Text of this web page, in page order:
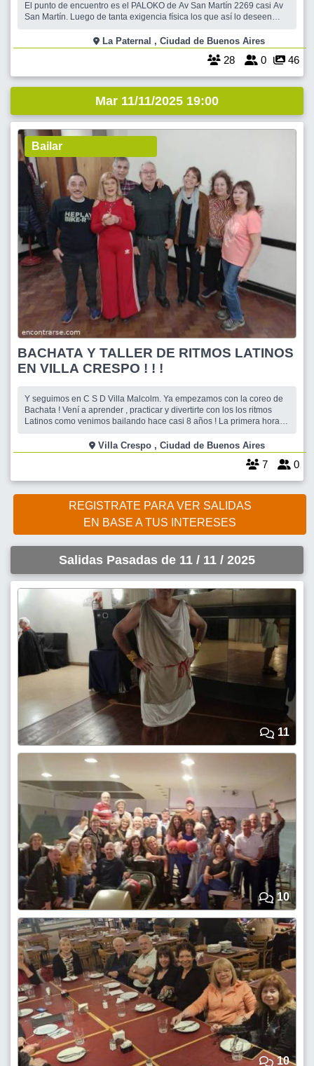
El punto de encuentro es el PALOKO de Av San Martín 2269 casi Av
San Martín. Luego de tanta exigencia física los que así lo deseen
Pichirica, el menú serán empanadas. Los que quieran nos juntamos
18 hs y hacemos un
La Paternal , Ciudad de Buenos Aires
28 0 46
Mar 11/11/2025 19:00
Bailar
BACHATA Y TALLER DE RITMOS LATINOS
EN VILLA CRESPO ! ! !
Y seguimos en C S D Villa Malcolm. Ya empezamos con la coreo de
Bachata ! Vení a aprender , practicar y divertirte con los los ritmos
Latinos como venimos bailando hace casi 8 años ! La primera hora
etc Es Villa Crespo mirando a Palermo , salón del entrepiso , además
Villa Crespo , Ciudad de Buenos Aires
7 0
REGISTRATE PARA VER SALIDAS
EN BASE A TUS INTERESES
Salidas Pasadas de 11 / 11 / 2025
11
10
10